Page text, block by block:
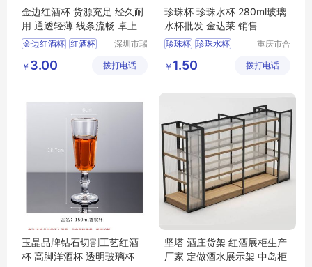
金边红酒杯 货源充足 经久耐
用 通透轻薄 线条流畅 卓上
金边红酒杯 红酒杯
波尔多红酒杯
深圳市瑞
品有限公
￥ 3.00 拨打电话
珍珠杯 珍珠水杯 280ml玻璃
水杯批发 金达莱 销售
珍珠杯 珍珠水杯
重庆市合
玻璃制品
￥ 1.50 拨打电话
玉晶品牌钻石切割工艺红酒
杯 高脚洋酒杯 透明玻璃杯
坚塔 酒庄货架 红酒展柜生产
厂家 定做酒水展示架 中岛柜